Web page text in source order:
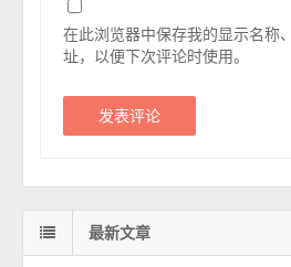
在此浏览器中保存我的显示名称
址，以便下次评论时使用。
最新文章